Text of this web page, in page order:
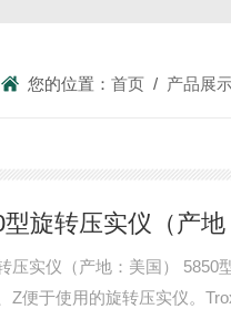
您的位置： 首页 / 产品展
旋转压实仪（产地
压实仪（产地：美国） 5850
Z便于使用的旋转压实仪。